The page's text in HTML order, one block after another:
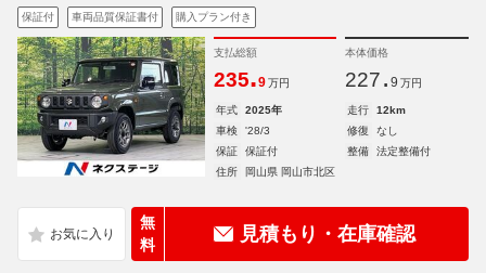
保証付 車両品質保証書付 購入プラン付き
支払総額
235.9 万円
本体価格
227. 9 万円
年式 2025年 走行
12km
車検
'28/3 修復
なし
保証
保証付 整備
法定整備付
住所
岡山県 岡山市北区
無
料
見積もり・在庫確認